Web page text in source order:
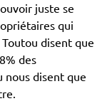
juste se
qui
disent que
des
disent que